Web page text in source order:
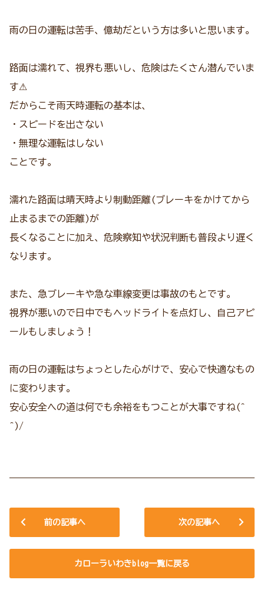
雨の日の運転は苦手、億劫だという方は多いと思います。
路面は濡れて、視界も悪いし、危険はたくさん潜んでいま
す⚠
だからこそ雨天時運転の基本は、
・スピードを出さない
・無理な運転はしない
ことです。
濡れた路面は晴天時より制動距離(ブレーキをかけてから
止まるまでの距離)が
長くなることに加え、危険察知や状況判断も普段より遅く
なります。
また、急ブレーキや急な車線変更は事故のもとです。
視界が悪いので日中でもヘッドライトを点灯し、自己アピ
ールもしましょう！
雨の日の運転はちょっとした心がけで、 安心で快適なもの
に変わります。
安心安全への道は何でも余裕をもつことが大事ですね(^
^)/
前の記事へ
カローラいわきblog一覧に戻る
次の記事へ